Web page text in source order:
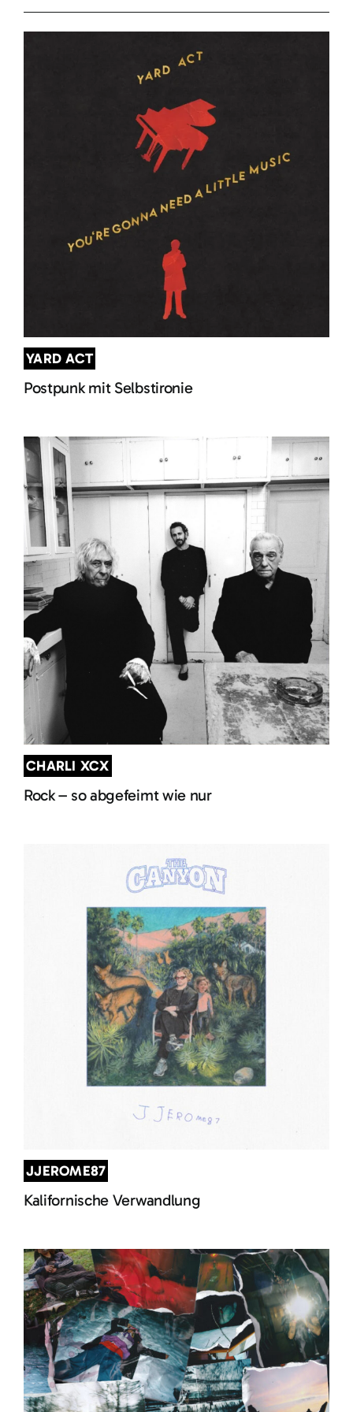
YARD ACT
Postpunk mit Selbstironie
CHARLI XCX
Rock – so abgefeimt wie nur
JJEROME87
Kalifornische Verwandlung